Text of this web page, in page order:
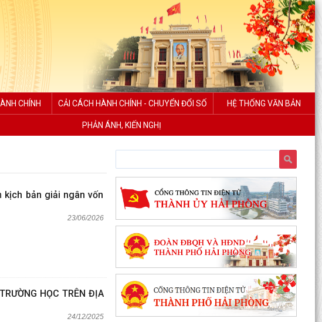
CHÍNH CẢI CÁCH HÀNH CHÍNH - CHUYỂN ĐỔI SỐ HỆ THỐNG VĂN BẢN
PHẢN ÁNH, KIẾN NGHỊ
bản giải ngân vốn
23/06/2026
HỌC TRÊN ĐỊA
24/12/2025